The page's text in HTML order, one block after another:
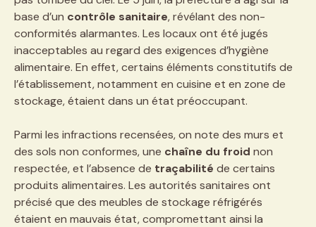
base d’un contrôle sanitaire, révélant des non-
conformités alarmantes. Les locaux ont été jugés
inacceptables au regard des exigences d’hygiène
alimentaire. En effet, certains éléments constitutifs de
l’établissement, notamment en cuisine et en zone de
stockage, étaient dans un état préoccupant.
Parmi les infractions recensées, on note des murs et
des sols non conformes, une chaîne du froid non
respectée, et l’absence de traçabilité de certains
produits alimentaires. Les autorités sanitaires ont
précisé que des meubles de stockage réfrigérés
étaient en mauvais état, compromettant ainsi la